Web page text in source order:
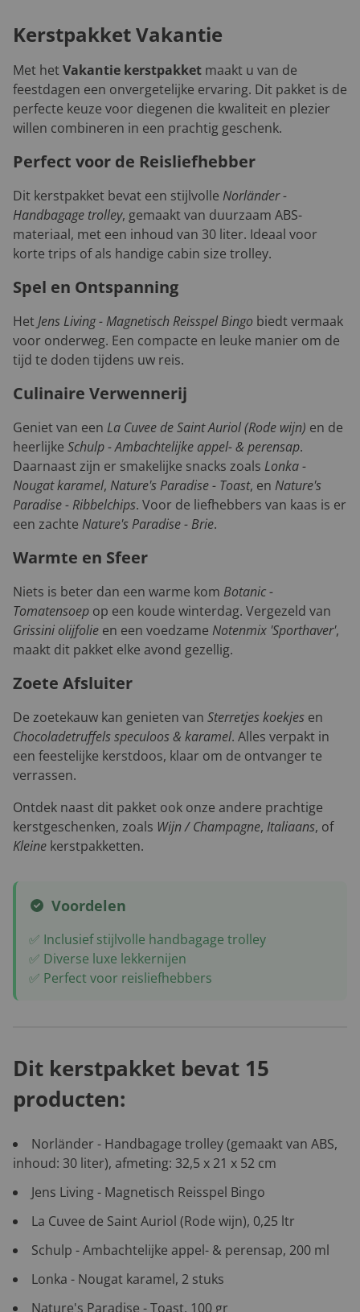
Kerstpakket Vakantie
Met hetVakantie kerstpakket maakt u van de
feestdagen een onvergetelijke ervaring. Dit pakket is de
perfecte keuze voor diegenen die kwaliteit en plezier
willen combineren in een prachtig geschenk.
Perfect voor de Reisliefhebber
Dit kerstpakket bevat een stijlvolle Norländer -
Handbagage trolley, gemaakt van duurzaam ABS-
materiaal, met een inhoud van 30 liter. Ideaal voor
korte trips of als handige cabin size trolley.
Spel en Ontspanning
HetJens Living - Magnetisch Reisspel Bingo biedt vermaak
voor onderweg. Een compacte en leuke manier om de
tijd te doden tijdens uw reis.
Culinaire Verwennerij
Geniet van een La Cuvee de Saint Auriol (Rode wijn) en de
heerlijke Schulp - Ambachtelijke appel- & perensap.
Daarnaast zijn er smakelijke snacks zoals Lonka -
Nougat karamel, Nature's Paradise - Toast, en Nature's
Paradise - Ribbelchips. Voor de liefhebbers van kaas is er
een zachte Nature's Paradise - Brie.
Warmte en Sfeer
Niets is beter dan een warme kom Botanic -
Tomatensoep op een koude winterdag. Vergezeld van
Grissini olijfolie en een voedzame Notenmix 'Sporthaver',
maakt dit pakket elke avond gezellig.
Zoete Afsluiter
De zoetekauw kan genieten van Sterretjes koekjes en
Chocoladetruffels speculoos & karamel. Alles verpakt in
een feestelijke kerstdoos, klaar om de ontvanger te
verrassen.
Ontdek naast dit pakket ook onze andere prachtige
kerstgeschenken, zoals Wijn / Champagne, Italiaans, of
Kleine kerstpakketten.
Voordelen
✅ Inclusief stijlvolle handbagage trolley
✅ Diverse luxe lekkernijen
✅ Perfect voor reisliefhebbers
Dit kerstpakket bevat 15
producten:
Norländer - Handbagage trolley (gemaakt van ABS,
inhoud: 30 liter), afmeting: 32,5 x 21 x 52 cm
Jens Living - Magnetisch Reisspel Bingo
La Cuvee de Saint Auriol (Rode wijn), 0,25 ltr
Schulp - Ambachtelijke appel- & perensap, 200 ml
Lonka - Nougat karamel, 2 stuks
Nature's Paradise - Toast, 100 gr